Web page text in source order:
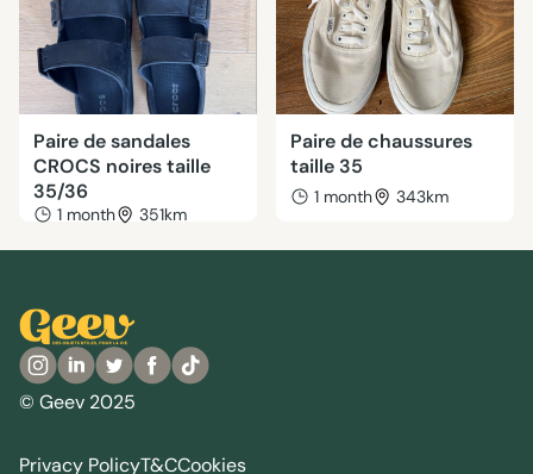
Paire de sandales
CROCS noires taille
35/36
1 month 351km
Paire de chaussures
taille 35
1 month 343km
© Geev 2025
Privacy PolicyT&CCookies